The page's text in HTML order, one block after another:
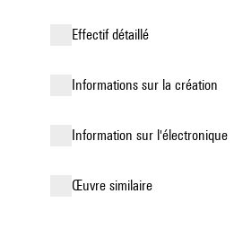
effectif détaillé
informations sur la création
Information sur l'électronique
œuvre similaire